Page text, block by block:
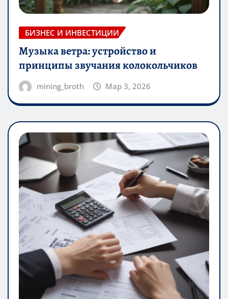
БИЗНЕС И ИНВЕСТИЦИИ
Музыка ветра: устройство и
принципы звучания колокольчиков
mining_broth Мар 3, 2026